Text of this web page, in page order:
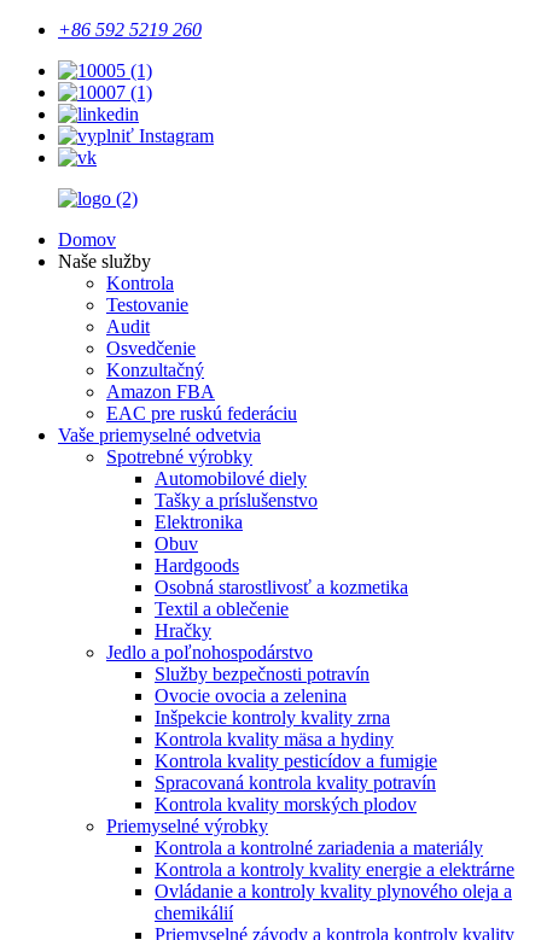
+86 592 5219 260
Domov
Naše služby
Kontrola
Testovanie
Audit
Osvedčenie
Konzultačný
Amazon FBA
EAC pre ruskú federáciu
Vaše priemyselné odvetvia
Spotrebné výrobky
Automobilové diely
Tašky a príslušenstvo
Elektronika
Obuv
Hardgoods
Osobná starostlivosť a kozmetika
Textil a oblečenie
Hračky
Jedlo a poľnohospodárstvo
Služby bezpečnosti potravín
Ovocie ovocia a zelenina
Inšpekcie kontroly kvality zrna
Kontrola kvality mäsa a hydiny
Kontrola kvality pesticídov a fumigie
Spracovaná kontrola kvality potravín
Kontrola kvality morských plodov
Priemyselné výrobky
Kontrola a kontrolné zariadenia a materiály
Kontrola a kontroly kvality energie a elektrárne
Ovládanie a kontroly kvality plynového oleja a
chemikálií
Priemyselné závody a kontrola kontroly kvality